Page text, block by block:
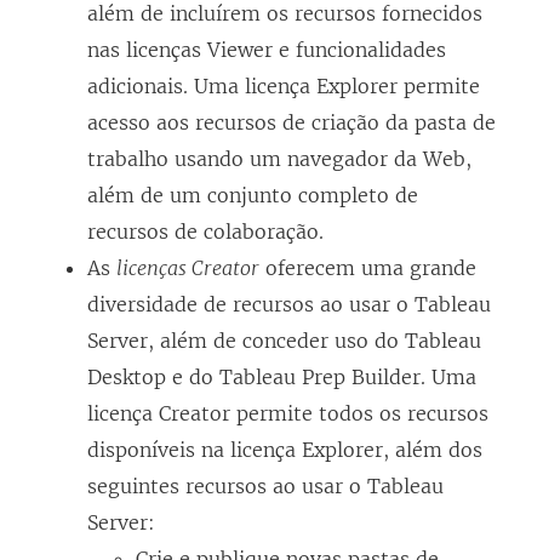
além de incluírem os recursos fornecidos
nas licenças Viewer e funcionalidades
adicionais. Uma licença Explorer permite
acesso aos recursos de criação da pasta de
trabalho usando um navegador da Web,
além de um conjunto completo de
recursos de colaboração.
As licenças Creator oferecem uma grande
diversidade de recursos ao usar o Tableau
Server, além de conceder uso do Tableau
Desktop e do Tableau Prep Builder. Uma
licença Creator permite todos os recursos
disponíveis na licença Explorer, além dos
seguintes recursos ao usar o Tableau
Server: